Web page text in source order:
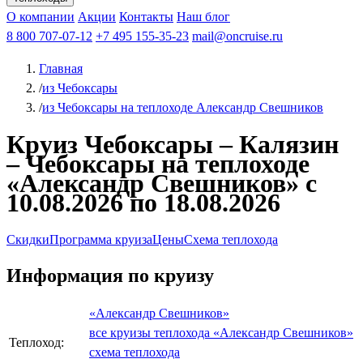
Чебоксарыиз Волгоградаиз Саратова Все города
КазаньВ Нижний НовгородВ ПермьВ Ростов-на-Дону
РыбинскНа СоловкиНа ВалаамПо ОкеПо Енисею
Афанасий Никитин Октябрьская революция
ФединАлександр СвешниковИван
МироновА.С.Попов
О компании Акции Контакты Наш блог
8 800 707-07-12 +7 495 155-35-23 mail@oncruise.ru
Главная
/из Чебоксары
/из Чебоксары на теплоходе Александр Свешников
Круиз Чебоксары – Калязин
– Чебоксары на теплоходе
«Александр Свешников» с
10.08.2026 по 18.08.2026
СкидкиПрограмма круизаЦеныСхема теплохода
Информация по круизу
Теплоход:
«Александр Свешников»
все круизы теплохода «Александр Свешников»
схема теплохода